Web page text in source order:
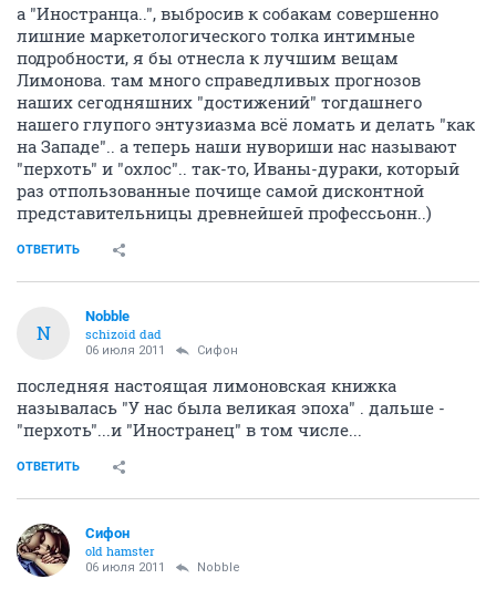
а "Иностранца..", выбросив к собакам совершенно
лишние маркетологического толка интимные
подробности, я бы отнесла к лучшим вещам
Лимонова. там много справедливых прогнозов
наших сегодняшних "достижений" тогдашнего
нашего глупого энтузиазма всё ломать и делать "как
на Западе".. а теперь наши нувориши нас называют
"перхоть" и "охлос".. так-то, Иваны-дураки, который
раз отпользованные почище самой дисконтной
представительницы древнейшей профессьонн..)
ОТВЕТИТЬ
N
Nobble
schizoid dad
06 июля 2011 Сифон
последняя настоящая лимоновская книжка
называлась "У нас была великая эпоха" . дальше -
"перхоть"...и "Иностранец" в том числе...
ОТВЕТИТЬ
Сифон
old hamster
06 июля 2011 Nobble